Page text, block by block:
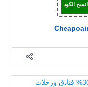
انسخ الكود
قسيمة شراء تشيب او اير تخفيض حتى 30% فنادق ورحلات